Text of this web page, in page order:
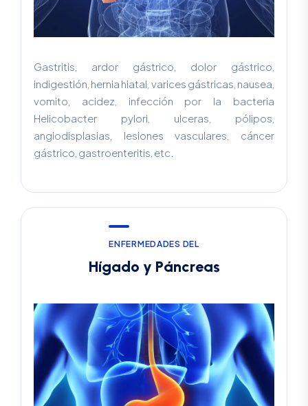
Gastritis, ardor gástrico, dolor gástrico,
indigestión, hernia hiatal, varices gástricas, nausea,
vomito, acidez, infección por la bacteria
Helicobacter pylori, ulceras, pólipos,
angiodisplasias, lesiones vasculares, cáncer
gástrico, gastroenteritis, etc.
ENFERMEDADES DEL
Hígado y Páncreas